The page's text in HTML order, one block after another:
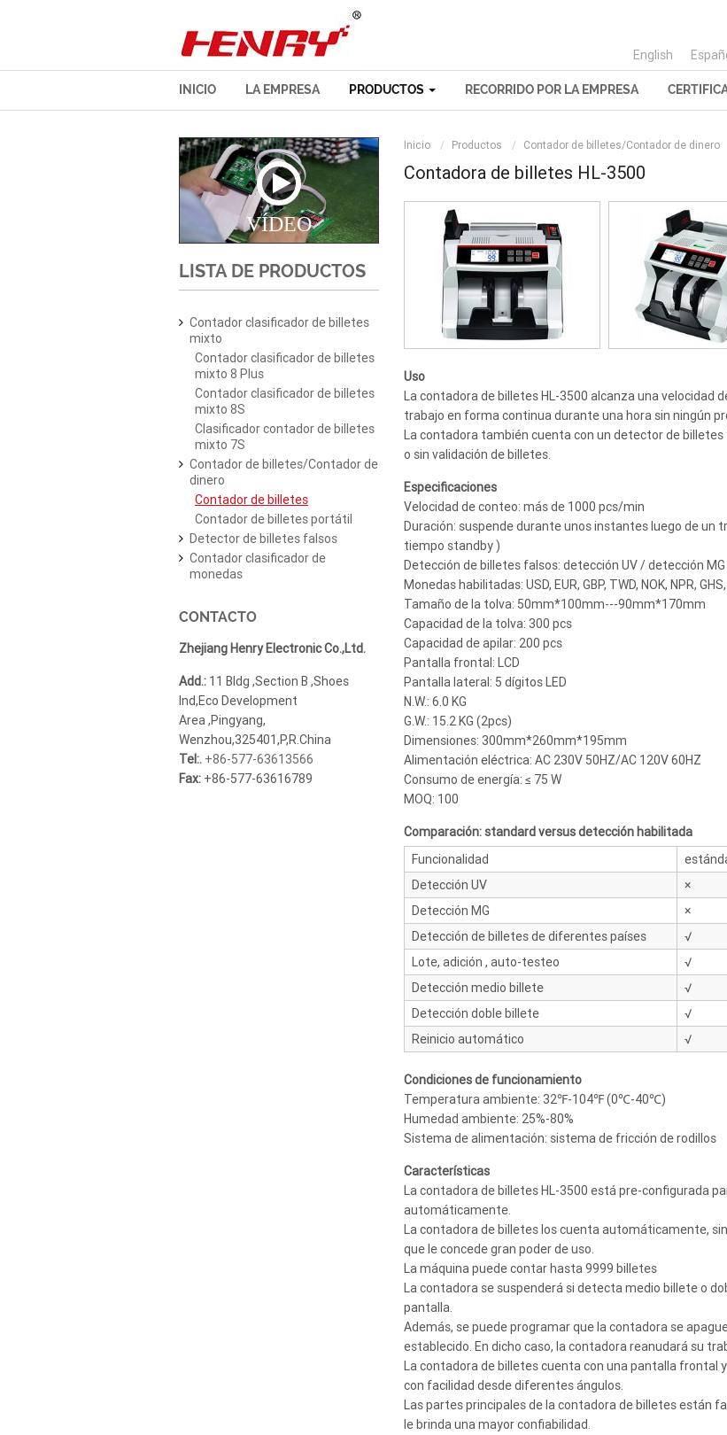
English
INICIO LA EMPRESA PRODUCTOS RECORRIDO POR LA EMPRESA
VÍDEO
Inicio Productos Contador de billetes/Contador de dinero
Contadora de billetes HL-3500
Uso
La contadora de billetes HL-3500 alcanza una velocidad
trabajo en forma continua durante una hora sin ningún
La contadora también cuenta con un detector de
o sin validación de billetes.
Especificaciones
Velocidad de conteo: más de 1000 pcs/min
Duración: suspende durante unos instantes luego de un
tiempo standby )
Detección de billetes falsos: detección UV / detección MG
Monedas habilitadas: USD, EUR, GBP, TWD, NOK, NPR,
Tamaño de la tolva: 50mm*100mm---90mm*170mm
Capacidad de la tolva: 300 pcs
Capacidad de apilar: 200 pcs
Pantalla frontal: LCD
Pantalla lateral: 5 dígitos LED
N.W.: 6.0 KG
G.W.: 15.2 KG (2pcs)
Dimensiones: 300mm*260mm*195mm
Alimentación eléctrica: AC 230V 50HZ/AC 120V 60HZ
Consumo de energía: ≤ 75 W
MOQ: 100
Comparación: standard versus detección habilitada
Funcionalidad
Detección UV
×
Detección MG
×
Detección de billetes de diferentes países
√
Lote, adición , auto-testeo
√
Detección medio billete
√
Detección doble billete
√
Reinicio automático
√
Condiciones de funcionamiento
Temperatura ambiente: 32℉-104℉ (0℃-40℃)
Humedad ambiente: 25%-80%
Sistema de alimentación: sistema de fricción de rodillos
Características
La contadora de billetes HL-3500 está pre-configurada
automáticamente.
La contadora de billetes los cuenta automáticamente,
que le concede gran poder de uso.
La máquina puede contar hasta 9999 billetes
La contadora se suspenderá si detecta medio billete o
pantalla.
Además, se puede programar que la contadora se
establecido. En dicho caso, la contadora reanudará su
La contadora de billetes cuenta con una pantalla frontal
con facilidad desde diferentes ángulos.
Las partes principales de la contadora de billetes están
le brinda una mayor confiabilidad.
LISTA DE PRODUCTOS
Contador clasificador de billetes
mixto
Contador clasificador de billetes
mixto 8 Plus
Contador clasificador de billetes
mixto 8S
Clasificador contador de billetes
mixto 7S
Contador de billetes/Contador de
dinero
Contador de billetes
Contador de billetes portátil
Detector de billetes falsos
Contador clasificador de
monedas
CONTACTO
Zhejiang Henry Electronic Co.,Ltd.
Add.: 11 Bldg ,Section B ,Shoes
Ind,Eco Development
Area ,Pingyang,
Wenzhou,325401,P,R.China
Tel:. +86-577-63613566
Fax: +86-577-63616789